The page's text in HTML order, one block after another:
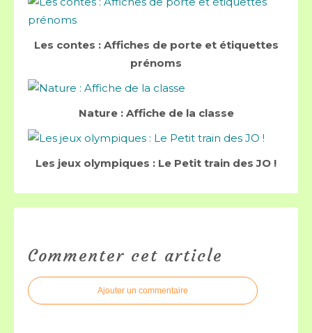
Les contes : Affiches de porte et étiquettes
prénoms
Nature : Affiche de la classe
Les jeux olympiques : Le Petit train des JO !
Commenter cet article
Ajouter un commentaire